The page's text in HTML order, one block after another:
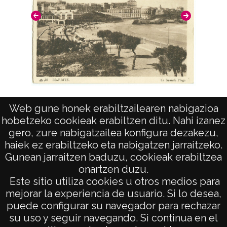
Web gune honek erabiltzailearen nabigazioa
hobetzeko cookieak erabiltzen ditu. Nahi izanez
gero, zure nabigatzailea konfigura dezakezu,
haiek ez erabiltzeko eta nabigatzen jarraitzeko.
Gunean jarraitzen baduzu, cookieak erabiltzea
onartzen duzu.
Este sitio utiliza cookies u otros medios para
mejorar la experiencia de usuario. Si lo desea,
puede configurar su navegador para rechazar
su uso y seguir navegando. Si continua en el
Costa
AVISO LEGAL
POLÍTICA DE PRIVACIDAD
ACCESIBILIDAD
ATENCIÓN CIUDADANA